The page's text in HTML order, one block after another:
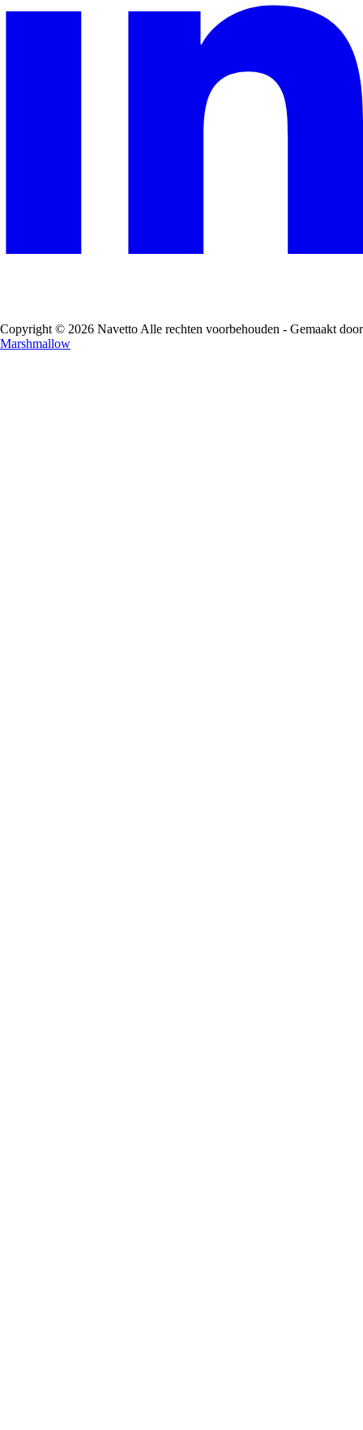
Copyright © 2026 Navetto Alle rechten voorbehouden - Gemaakt door
Marshmallow